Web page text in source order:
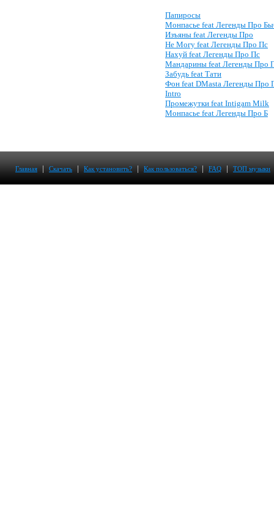
Папиросы
Монпасье feat Легенды Про
Изъяны feat Легенды Про
Не Могу feat Легенды Про Пс
Нахуй feat Легенды Про Пс
Мандарины feat Легенды Про
Забудь feat Тати
Фон feat DMasta Легенды Про
Intro
Промежутки feat Intigam Milk
Монпасье feat Легенды Про Б
Главная | Скачать | Как установить? | Как пользоваться? | FAQ | ТОП музыки